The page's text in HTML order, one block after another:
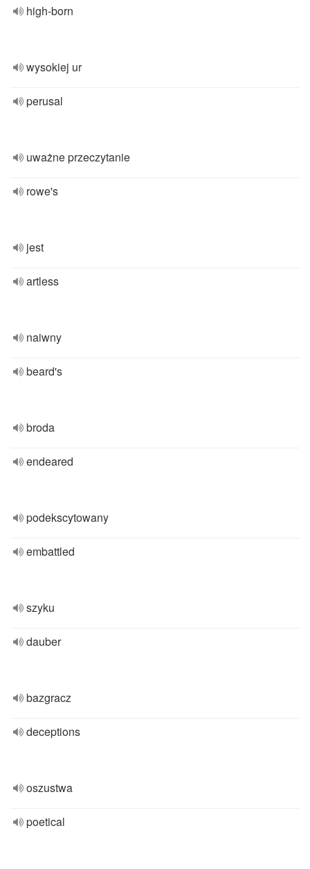
high-born
wysokiej ur
perusal
uważne przeczytanie
rowe's
jest
artless
naiwny
beard's
broda
endeared
podekscytowany
embattled
szyku
dauber
bazgracz
deceptions
oszustwa
poetical